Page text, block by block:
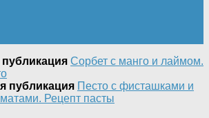
Сорбет с манго и лаймом.
публикация Песто с фисташками и
Рецепт пасты